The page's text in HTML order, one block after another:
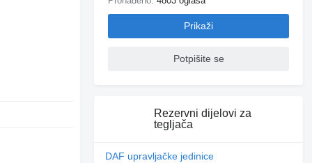
Prikaži
Potpišite se
Rezervni dijelovi za
tegljača
DAF upravljačke jedinice